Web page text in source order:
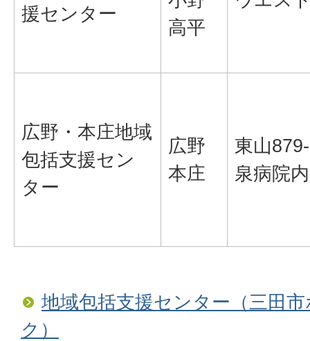
援センター
高平
広野・本庄地域
包括支援セン
ター
広野
本庄
東山
泉病院
地域包括支援センター（三田
ク）